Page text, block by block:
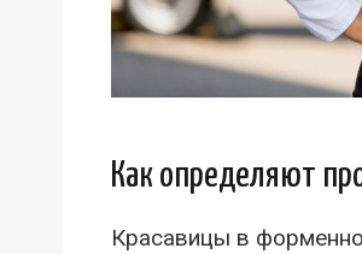
Как определяют
Красавицы в